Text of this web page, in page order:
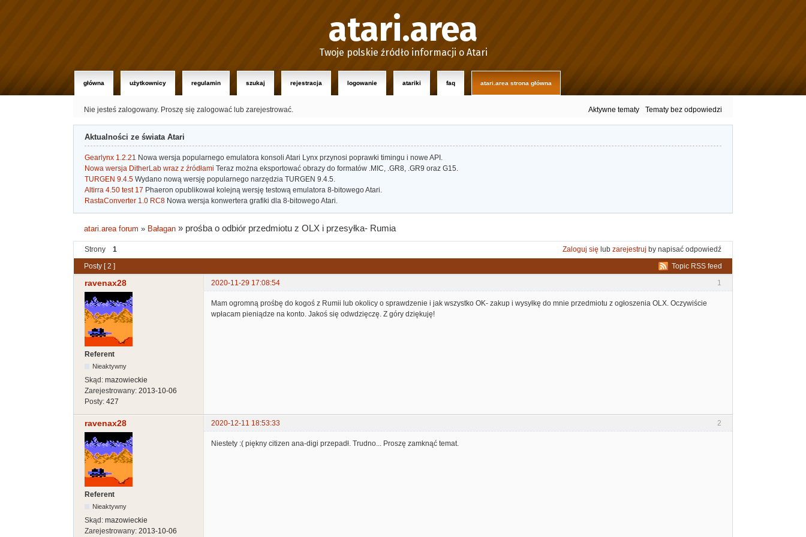
atari.area
Twoje polskie źródło informacji o Atari
główna użytkownicy regulamin szukaj rejestracja logowanie atariki faq atari.area strona główna
Nie jesteś zalogowany. Proszę się zalogować lub zarejestrować. Aktywne tematy Tematy bez odpowiedzi
Aktualności ze świata Atari
Gearlynx 1.2.21 Nowa wersja popularnego emulatora konsoli Atari Lynx przynosi poprawki timingu i nowe API.
Nowa wersja DitherLab wraz z źródłami Teraz można eksportować obrazy do formatów .MIC, .GR8, .GR9 oraz G15.
TURGEN 9.4.5 Wydano nową wersję popularnego narzędzia TURGEN 9.4.5.
Altirra 4.50 test 17 Phaeron opublikował kolejną wersję testową emulatora 8-bitowego Atari.
RastaConverter 1.0 RC8 Nowa wersja konwertera grafiki dla 8-bitowego Atari.
atari.area forum » Bałagan » prośba o odbiór przedmiotu z OLX i przesyłka- Rumia
Strony 1 Zaloguj się lub zarejestruj by napisać odpowiedź
Topic RSS feed
Posty [ 2 ]
1
ravenax28 2020-11-29 17:08:54
Referent
Nieaktywny
Skąd: mazowieckie
Zarejestrowany: 2013-10-06
Posty: 427
Mam ogromną prośbę do kogoś z Rumii lub okolicy o sprawdzenie i jak wszystko OK- zakup i wysyłkę do mnie przedmiotu z ogłoszenia OLX. Oczywiście
wpłacam pieniądze na konto. Jakoś się odwdzięczę. Z góry dziękuję!
2
ravenax28 2020-12-11 18:53:33
Referent
Nieaktywny
Skąd: mazowieckie
Zarejestrowany: 2013-10-06
Niestety :( piękny citizen ana-digi przepadł. Trudno... Proszę zamknąć temat.